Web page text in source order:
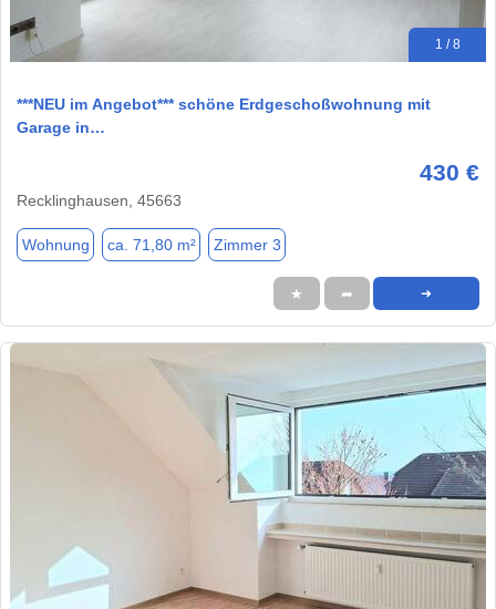
1 / 8
***NEU im Angebot*** schöne Erdgeschoßwohnung mit
Garage in…
430 €
Recklinghausen, 45663
Wohnung ca. 71,80 m² Zimmer 3
★ ➦ ➜